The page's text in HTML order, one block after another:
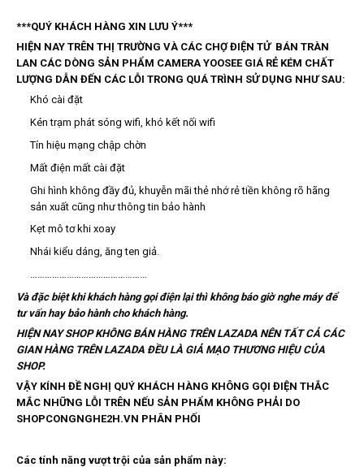
***QUÝ KHÁCH HÀNG XIN LƯU Ý***
HIỆN NAY TRÊN THỊ TRƯỜNG VÀ CÁC CHỢ ĐIỆN TỬ BÁN TRÀN
LAN CÁC DÒNG SẢN PHẨM CAMERA YOOSEE GIÁ RẺ KÉM CHẤT
LƯỢNG DẪN ĐẾN CÁC LỖI TRONG QUÁ TRÌNH SỬ DỤNG NHƯ SAU:
Khó cài đặt
Kén trạm phát sóng wifi, khó kết nối wifi
Tín hiệu mạng chập chờn
Mất điện mất cài đặt
Ghi hình không đầy đủ, khuyễn mãi thẻ nhớ rẻ tiền không rõ hãng
sản xuất cũng như thông tin bảo hành
Kẹt mô tơ khi xoay
Nhái kiểu dáng, ăng ten giả.
…………………………………………
Và đặc biệt khi khách hàng gọi điện lại thì không báo giờ nghe máy để
tư vấn hay bảo hành cho khách hàng.
HIỆN NAY SHOP KHÔNG BÁN HÀNG TRÊN LAZADA NÊN TẤT CẢ CÁC
GIAN HÀNG TRÊN LAZADA ĐỀU LÀ GIẢ MẠO THƯƠNG HIỆU CỦA
SHOP.
VẬY KÍNH ĐỀ NGHỊ QUÝ KHÁCH HÀNG KHÔNG GỌI ĐIỆN THẮC
MẮC NHỮNG LỖI TRÊN NẾU SẢN PHẨM KHÔNG PHẢI DO
SHOPCONGNGHE2H.VN PHÂN PHỐI
Các tính năng vượt trội của sản phẩm này: